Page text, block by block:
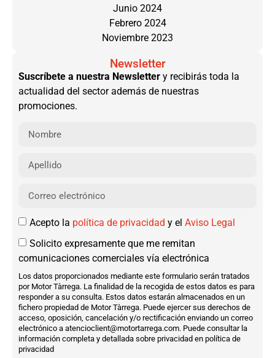
Junio 2024
Febrero 2024
Noviembre 2023
Newsletter
Suscríbete a nuestra Newsletter y recibirás toda la
actualidad del sector además de nuestras
promociones.
Acepto la política de privacidad y el Aviso Legal
Solicito expresamente que me remitan
comunicaciones comerciales vía electrónica
Los datos proporcionados mediante este formulario serán tratados
por Motor Tàrrega. La finalidad de la recogida de estos datos es para
responder a su consulta. Estos datos estarán almacenados en un
fichero propiedad de Motor Tàrrega. Puede ejercer sus derechos de
acceso, oposición, cancelación y/o rectificación enviando un correo
electrónico a atencioclient@motortarrega.com. Puede consultar la
información completa y detallada sobre privacidad en política de
privacidad